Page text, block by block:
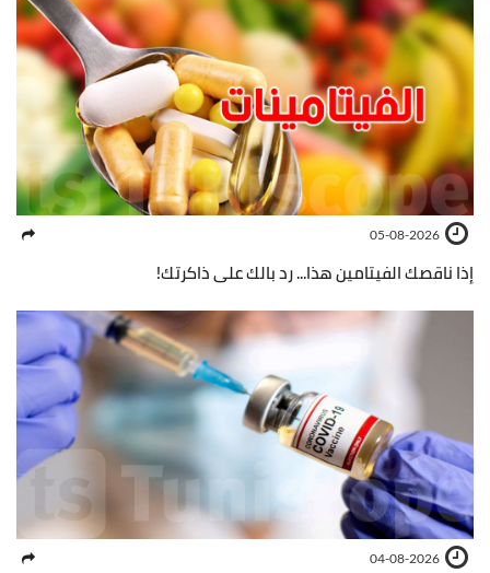
05-08-2026
إذا ناقصك الفيتامين هذا... رد بالك على ذاكرتك!
04-08-2026